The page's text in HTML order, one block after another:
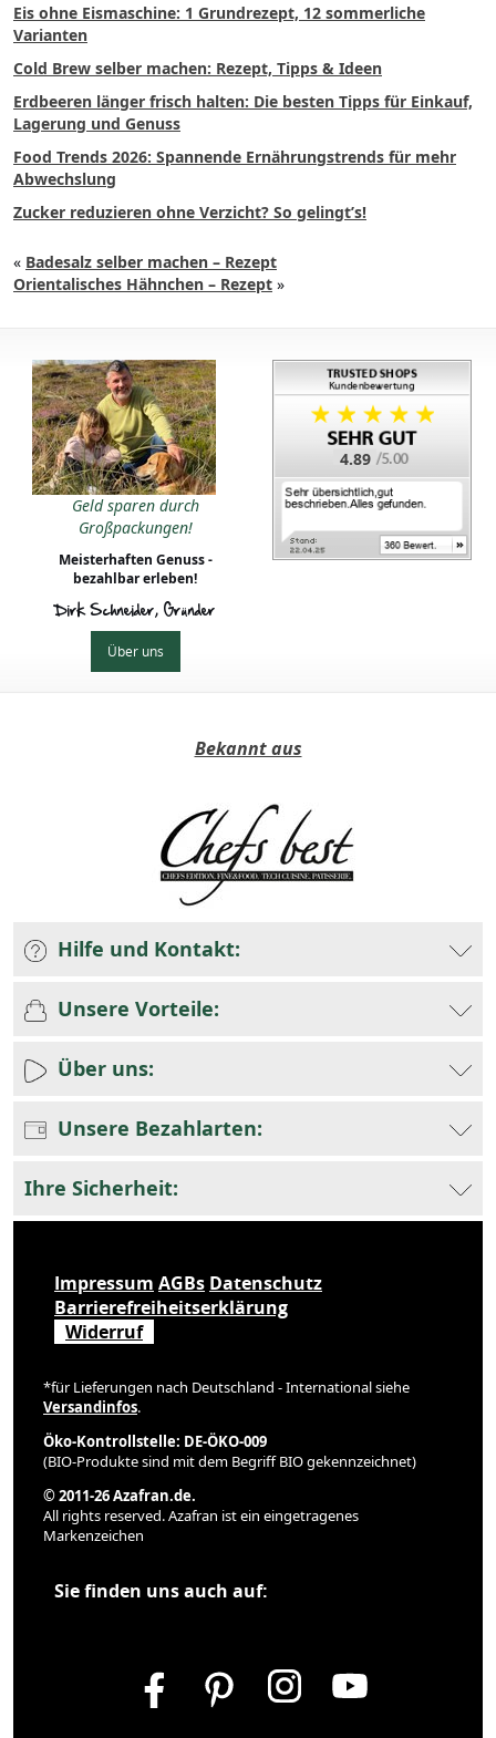
Eis ohne Eismaschine: 1 Grundrezept, 12 sommerliche
Varianten
Cold Brew selber machen: Rezept, Tipps & Ideen
Erdbeeren länger frisch halten: Die besten Tipps für Einkauf,
Lagerung und Genuss
Food Trends 2026: Spannende Ernährungstrends für mehr
Abwechslung
Zucker reduzieren ohne Verzicht? So gelingt’s!
« Badesalz selber machen – Rezept
Orientalisches Hähnchen – Rezept »
Geld sparen durch
Großpackungen!
Meisterhaften Genuss -
bezahlbar erleben!
Dirk Schneider, Gründer
Über uns
4.89
Bekannt aus
Hilfe und Kontakt:
Unsere Vorteile:
Über uns:
Unsere Bezahlarten:
Ihre Sicherheit:
Impressum AGBs Datenschutz
Barrierefreiheitserklärung
Widerruf
*für Lieferungen nach Deutschland - International siehe
Versandinfos.
Öko-Kontrollstelle: DE-ÖKO-009
(BIO-Produkte sind mit dem Begriff BIO gekennzeichnet)
© 2011-26 Azafran.de.
All rights reserved. Azafran ist ein eingetragenes
Markenzeichen
Sie finden uns auch auf: